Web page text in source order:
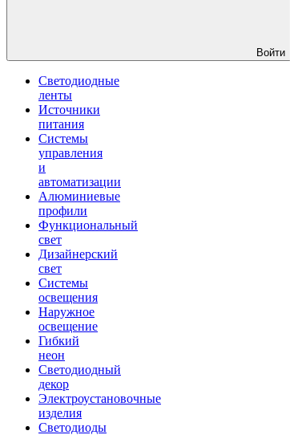
Войти
Светодиодные
ленты
Источники
питания
Системы
управления
и
автоматизации
Алюминиевые
профили
Функциональный
свет
Дизайнерский
свет
Системы
освещения
Наружное
освещение
Гибкий
неон
Светодиодный
декор
Электроустановочные
изделия
Светодиоды